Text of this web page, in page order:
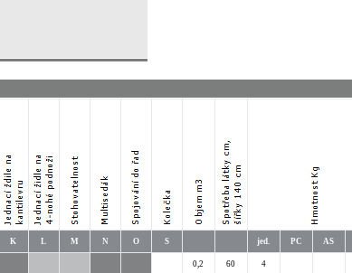
K L M N O S jed. PC AS
0,2 60 4